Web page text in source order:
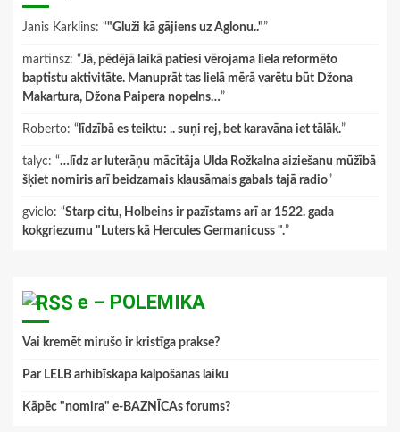
Janis Karklins: “"Gluži kā gājiens uz Aglonu.."”
martinsz: “Jā, pēdējā laikā patiesi vērojama liela reformēto
baptistu aktivitāte. Manuprāt tas lielā mērā varētu būt Džona
Makartura, Džona Paipera nopelns…”
Roberto: “ līdzībā es teiktu: .. suņi rej, bet karavāna iet tālāk.”
talyc: “…līdz ar luterāņu mācītāja Ulda Rožkalna aiziešanu mūžībā
šķiet nomiris arī beidzamais klausāmais gabals tajā radio”
gviclo: “Starp citu, Holbeins ir pazīstams arī ar 1522. gada
kokgriezumu "Luters kā Hercules Germanicuss ".”
e – POLEMIKA
Vai kremēt mirušo ir kristīga prakse?
Par LELB arhibīskapa kalpošanas laiku
Kāpēc "nomira" e-BAZNĪCAs forums?